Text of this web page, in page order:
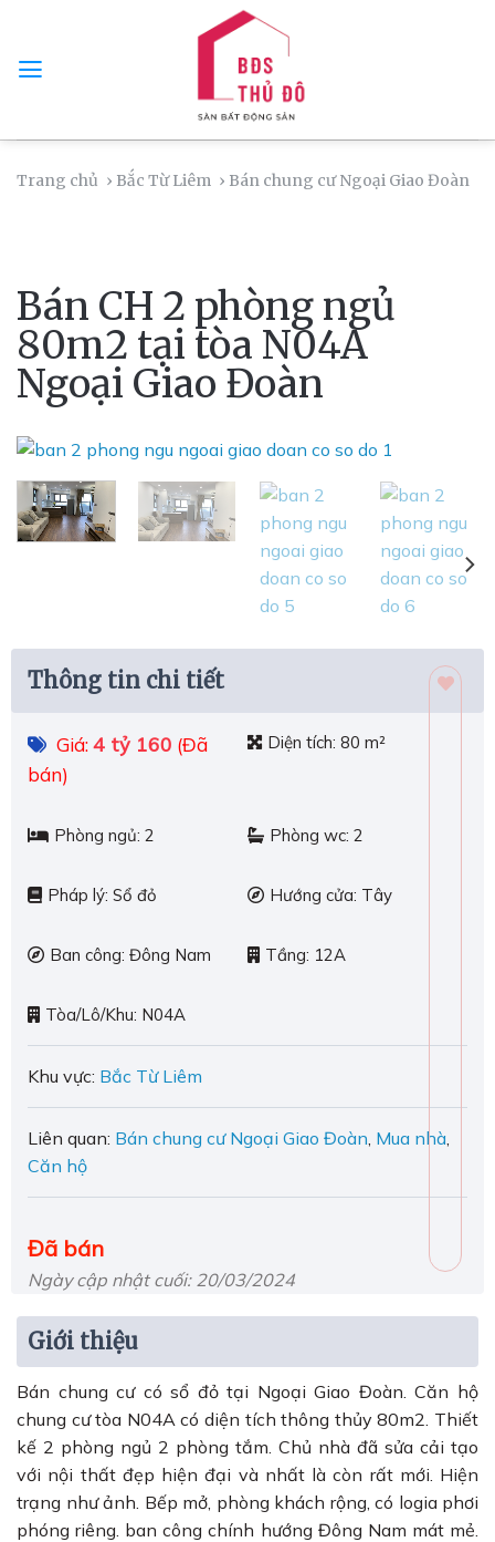
content
Trang chủ › Bắc Từ Liêm › Bán chung cư Ngoại Giao Đoàn
Bán CH 2 phòng ngủ
80m2 tại tòa N04A
Ngoại Giao Đoàn
Thông tin chi tiết
Giá:4 tỷ 160 (Đã
bán)
Diện tích: 80 m²
Phòng ngủ: 2 Phòng wc: 2
Pháp lý: Sổ đỏ Hướng cửa: Tây
Ban công: Đông Nam Tầng: 12A
Tòa/Lô/Khu: N04A
Khu vực: Bắc Từ Liêm
Liên quan: Bán chung cư Ngoại Giao Đoàn, Mua nhà,
Căn hộ
Đã bán
Ngày cập nhật cuối: 20/03/2024
Giới thiệu
Bán chung cư có sổ đỏ tại Ngoại Giao Đoàn. Căn hộ
chung cư tòa N04A có diện tích thông thủy 80m2. Thiết
kế 2 phòng ngủ 2 phòng tắm. Chủ nhà đã sửa cải tạo
với nội thất đẹp hiện đại và nhất là còn rất mới. Hiện
trạng như ảnh. Bếp mở, phòng khách rộng, có logia phơi
phóng riêng. ban công chính hướng Đông Nam mát mẻ.